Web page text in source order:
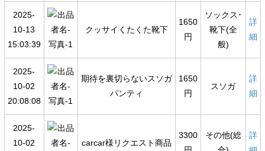
2025-
10-13
15:03:39
クッサイくたくた靴下
1650
円
ソックス･
靴下(全
般)
詳
細
2025-
10-02
20:08:08
期待を裏切らないスソガ
パンティ
1650
円
スソガ
詳
細
2025-
10-02
carcar様リクエスト商品
3300
その他(総
詳